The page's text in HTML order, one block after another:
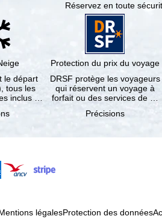
Réservez en toute
le départ
tous les
inclus …
Protection du prix du voyage
DRSF protège les voyageurs
qui réservent un voyage à
forfait ou des services de …
Précisions
légalesProtection des données